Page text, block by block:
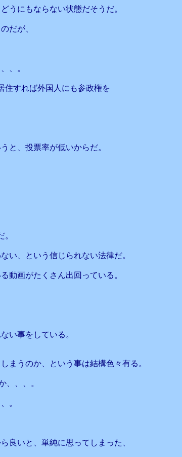
うにもならない状態だそうだ。
だが、
、。
住すれば外国人にも参政権を
と、投票率が低いからだ。
い、という信じられない法律だ。
動画がたくさん出回っている。
い事をしている。
まうのか、という事は結構色々有る。
、、、。
。
良いと、単純に思ってしまった、